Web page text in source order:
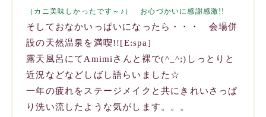
（カニ美味しかったです～♪） お心づかいに感謝感激!!
そしておなかいっぱいになったら・・・ 会場併
設の天然温泉を満喫!![E:spa]
露天風呂にてAmimiさんと裸で(^_^;)しっとりと
近況などなどしばし語らいました☆
一年の疲れをステージメイクと共にきれいさっぱ
り洗い流したような気がします。。。